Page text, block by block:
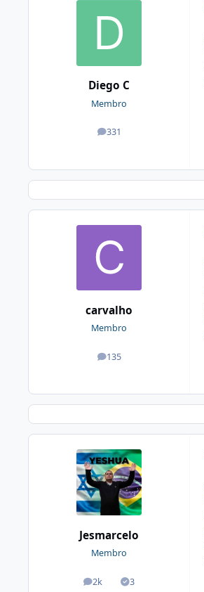
Diego C
Membro
331
posts
carvalho
Membro
135
posts
Jesmarcelo
Membro
2k
posts 3
Soluções